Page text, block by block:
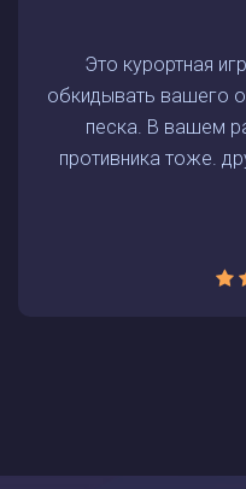
Это курортная
обкидывать вашего
песка. В вашем
противника тоже.